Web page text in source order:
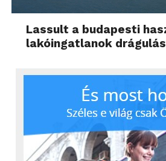
Lassult a budapesti
lakóingatlanok